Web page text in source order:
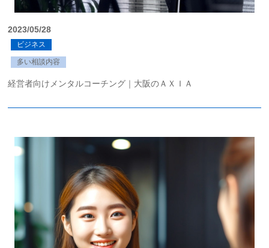
2023/05/28
ビジネス
多い相談内容
経営者向けメンタルコーチング｜大阪のＡＸＩＡ